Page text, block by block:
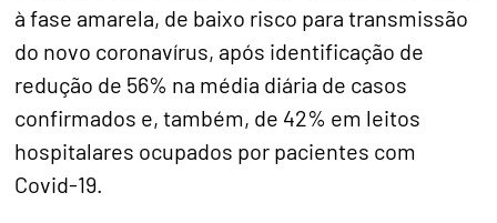
à fase amarela, de baixo risco para transmissão
do novo coronavírus, após identificação de
redução de 56% na média diária de casos
confirmados e, também, de 42% em leitos
hospitalares ocupados por pacientes com
Covid-19.